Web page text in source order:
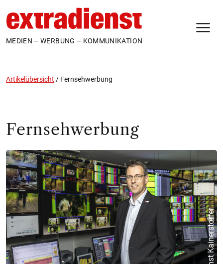
MEDIEN – WERBUNG – KOMMUNIKATION
Artikelübersicht / Fernsehwerbung
Fernsehwerbung
Ernst Kainerstorfer